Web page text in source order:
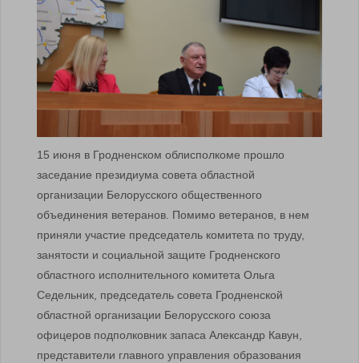
15 июня в Гродненском облисполкоме прошло
заседание президиума совета областной
организации Белорусского общественного
объединения ветеранов. Помимо ветеранов, в нем
приняли участие председатель комитета по труду,
занятости и социальной защите Гродненского
областного исполнительного комитета Ольга
Седельник, председатель совета Гродненской
областной организации Белорусского союза
офицеров подполковник запаса Александр Кавун,
представители главного управления образования